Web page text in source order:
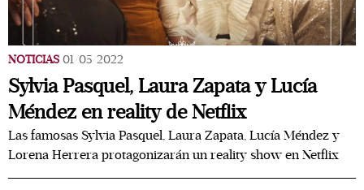
NOTICIAS 01/05/2022
Sylvia Pasquel, Laura Zapata y Lucía
Méndez en reality de Netflix
Las famosas Sylvia Pasquel, Laura Zapata, Lucía Méndez y
Lorena Herrera protagonizarán un reality show en Netflix